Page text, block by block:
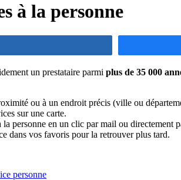
à la personne
un prestataire parmi plus de 35 000
ou à un endroit précis (ville ou
sur une carte.
la personne en un clic par mail ou directement
dans vos favoris pour la retrouver plus tard.
personne